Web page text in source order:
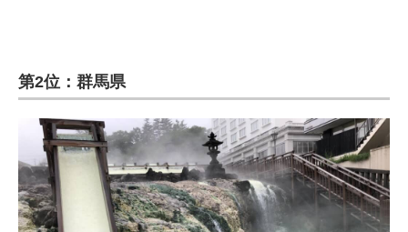
エネルギーの専門メディア
ちょっと気になるネットの話題
第2位：群馬県